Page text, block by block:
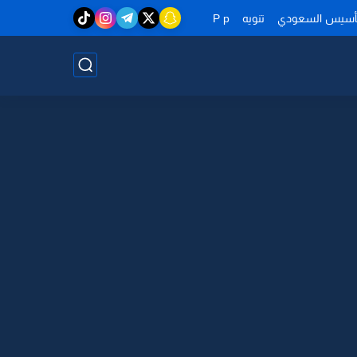
السعودي تنويه P p